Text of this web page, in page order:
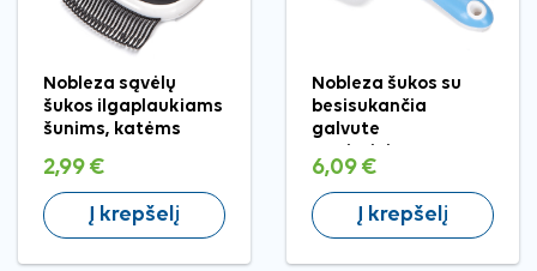
Nobleza sąvėlų
šukos ilgaplaukiams
šunims, katėms
2,99 €
Į krepšelį
Nobleza šukos su
besisukančia
galvute
15x10,5 cm
6,09 €
Į krepšelį